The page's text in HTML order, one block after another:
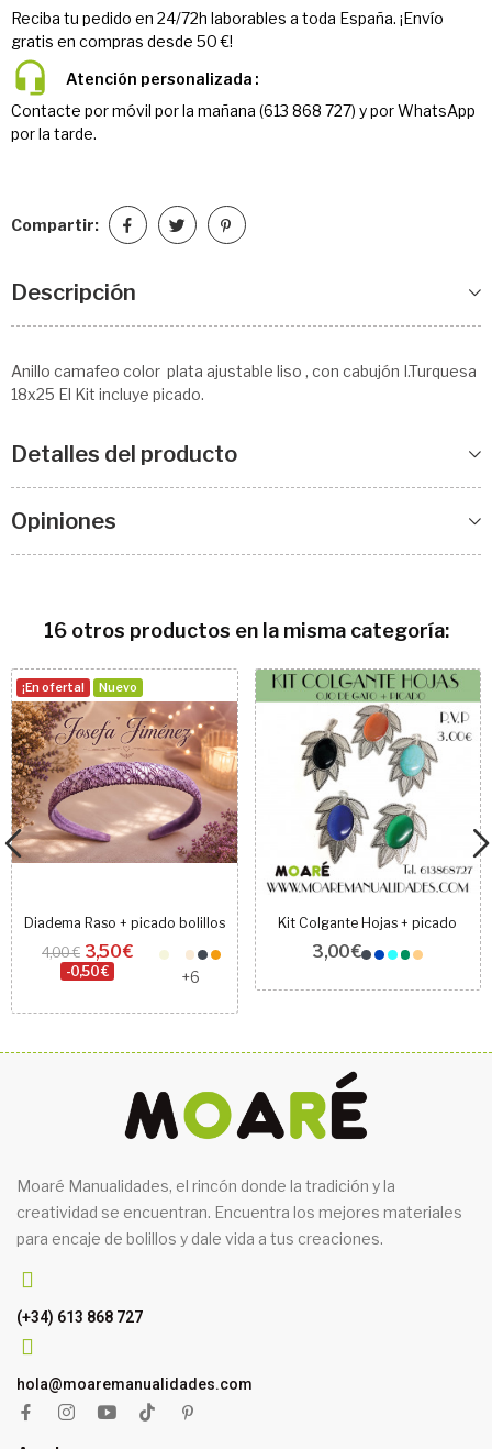
Reciba tu pedido en 24/72h laborables a toda España. ¡Envío
gratis en compras desde 50 €!
Atención personalizada
Contacte por móvil por la mañana (613 868 727) y por WhatsApp
por la tarde.
Compartir:
Descripción
Anillo camafeo color plata ajustable liso , con cabujón I.Turquesa
18x25 El Kit incluye picado.
Detalles del producto
Opiniones
16 otros productos en la misma categoría:
¡En oferta! Nuevo
Diadema Raso + picado bolillos
4,00 € 3,50 €
-0,50 € +6
Kit Colgante Hojas + picado
3,00 €
Moaré Manualidades, el rincón donde la tradición y la
creatividad se encuentran. Encuentra los mejores materiales
para encaje de bolillos y dale vida a tus creaciones.
(+34) 613 868 727
hola@moaremanualidades.com